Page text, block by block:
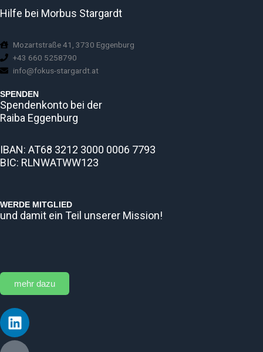
Hilfe bei Morbus Stargardt
Mozartstraße 41, 3730 Eggenburg
+43 660 5258790
info@fokus-stargardt.at
SPENDEN
Spendenkonto bei der
Raiba Eggenburg
IBAN: AT68 3212 3000 0006 7793
BIC: RLNWATWW123
WERDE MITGLIED
und damit ein Teil unserer Mission!
mehr dazu
Linkedin
Cities-
iconcities
Facebook
Instagram